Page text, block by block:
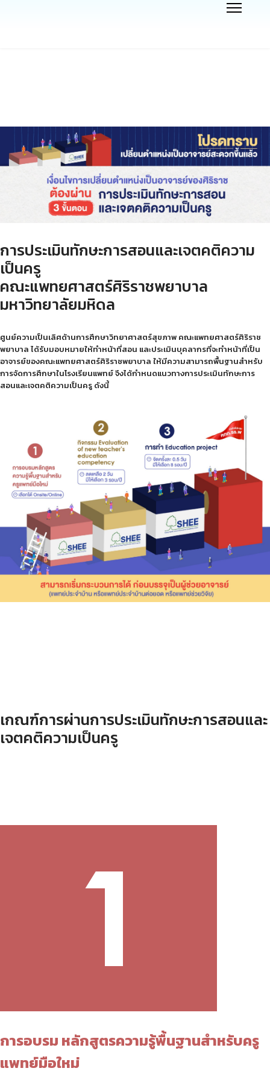
การประเมินทักษะการสอนและเจตคติความ
เป็นครู
คณะแพทยศาสตร์ศิริราชพยาบาล
มหาวิทยาลัยมหิดล
ศูนย์ความเป็นเลิศด้านการศึกษาวิทยาศาสตร์สุขภาพ คณะแพทยศาสตร์ศิริราช
พยาบาล ได้รับมอบหมายให้ทำหน้าที่สอน และประเมินบุคลากรที่จะทำหน้าที่เป็น
อาจารย์ของคณะแพทยศาสตร์ศิริราชพยาบาล ให้มีความสามารถพื้นฐานสำหรับ
การจัดการศึกษาในโรงเรียนแพทย์ จึงได้กำหนดแนวทางการประเมินทักษะการ
สอนและเจตคติความเป็นครู ดังนี้
เกณฑ์การผ่านการประเมินทักษะการสอนและ
เจตคติความเป็นครู
การอบรม หลักสูตรความรู้พื้นฐานสำหรับครู
แพทย์มือใหม่